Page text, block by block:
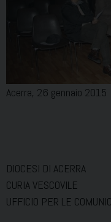
Acerra, 26 gennaio 2015
DIOCESI DI ACERRA
CURIA VESCOVILE
UFFICIO PER LE